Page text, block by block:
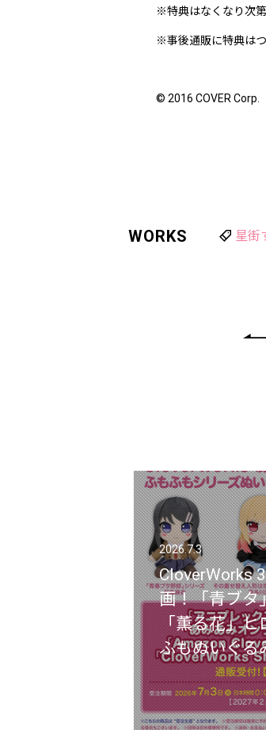
※特典はなくなり次
※事後通販に特典はつ
© 2016 COVER Corp.
WORKS 星街
2026.7.3
CloverWorks
画！「青ブタ
「薫る花」ヒ
ふもぬいぐる
2026.7.3
CloverWorks
画！「青ブタ
「薫る花」ヒ
ふもぬいぐる